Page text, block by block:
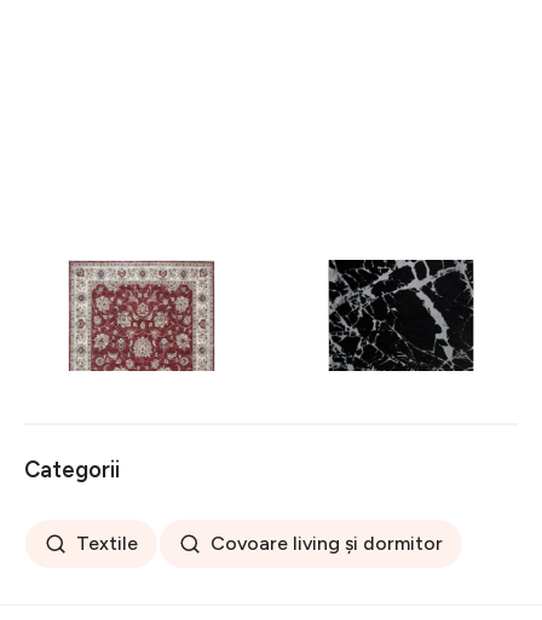
Covor rezistent Eko, ALT
05 - Red, Ivory, 100%
poliester, 80 x 150 cm
256 lei
Covor rezistent SM 21 -
Black, Silver XW, 80x300
441 lei
Categorii
Textile Covoare living și dormitor